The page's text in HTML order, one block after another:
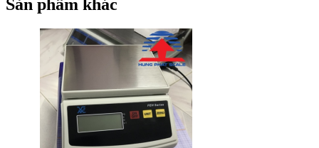
Sản phẩm khác